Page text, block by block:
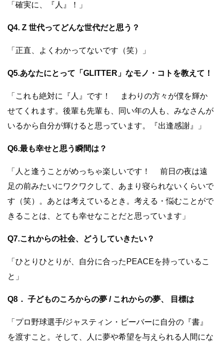
「確実に、『人』！」
Q4. Z 世代ってどんな世代だと思う？
「正直、よくわかってないです（笑）」
Q5.あなたにとって「GLITTER」なモノ・コトを教えて！
「これも絶対に『人』です！ まわりの方々が僕を輝か
せてくれます。後輩も先輩も、同い年の人も、みなさんが
いるから自分が輝けると思っています。『出逢感謝』」
Q6.最も幸せと思う瞬間は？
「人と逢うことがめっちゃ楽しいです！ 前日の夜は遠
足の前みたいにワクワクして、あまり寝られないくらいで
す（笑）。あとは考えているとき。考える・悩むことがで
きることは、とても幸せなことだと思っています」
Q7.これからの社会、どうしていきたい？
「ひとりひとりが、自分に合ったPEACEを持っているこ
と」
Q8． 子どものころからの夢 / これからの夢、 目標は
「プロ野球選手/ジャスティン・ビーバーに自分の『書』
を渡すこと。そして、人に夢や希望を与えられる人間にな